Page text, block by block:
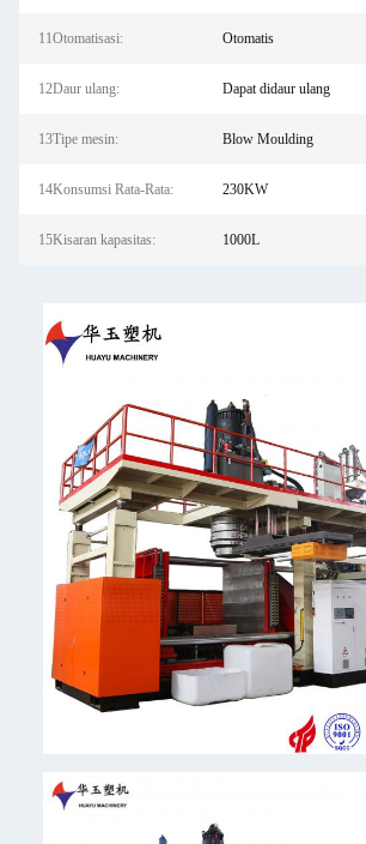
11Otomatisasi: Otomatis
12Daur ulang: Dapat didaur ulang
13Tipe mesin: Blow Moulding
14Konsumsi Rata-Rata: 230KW
15Kisaran kapasitas: 1000L